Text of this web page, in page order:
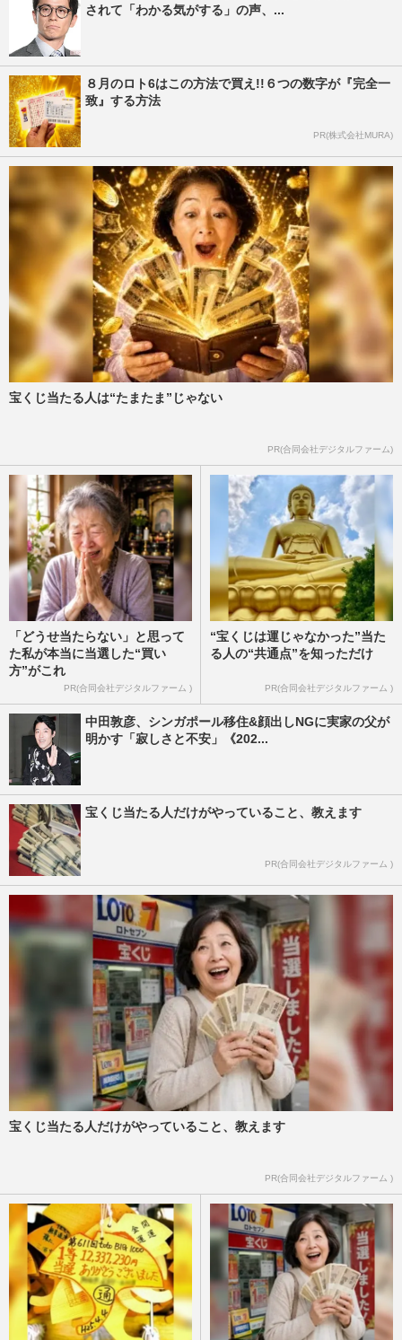
されて「わかる気がする」の声、...
８月のロト6はこの方法で買え!!６つの数字が『完全一
致』する方法
PR(株式会社MURA)
宝くじ当たる人は“たまたま”じゃない
PR(合同会社デジタルファーム)
「どうせ当たらない」と思って
た私が本当に当選した“買い
方”がこれ
PR(合同会社デジタルファーム )
“宝くじは運じゃなかった”当た
る人の“共通点”を知っただけ
PR(合同会社デジタルファーム )
中田敦彦、シンガポール移住&顔出しNGに実家の父が
明かす「寂しさと不安」《202...
宝くじ当たる人だけがやっていること、教えます
PR(合同会社デジタルファーム )
宝くじ当たる人だけがやっていること、教えます
PR(合同会社デジタルファーム )